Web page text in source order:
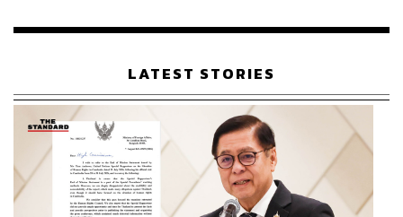
เรือนไทยที่ถูกซุกไว้
LATEST STORIES